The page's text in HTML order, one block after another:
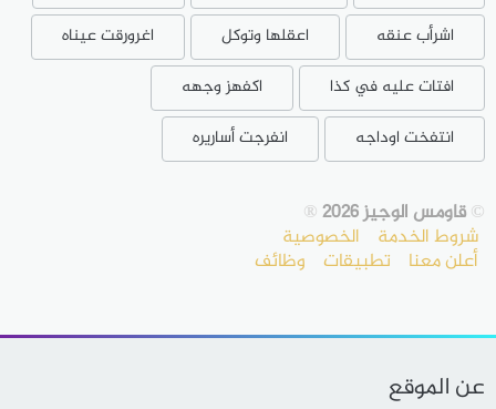
اشرأب عنقه
اعقلها وتوكل
اغرورقت عيناه
افتات عليه في كذا
اكفهز وجهه
انتفخت اوداجه
انفرجت أساريره
©قاومس الوجيز 2026 ®
شروط الخدمة الخصوصية
أعلن معنا تطبيقات وظائف
عن الموقع